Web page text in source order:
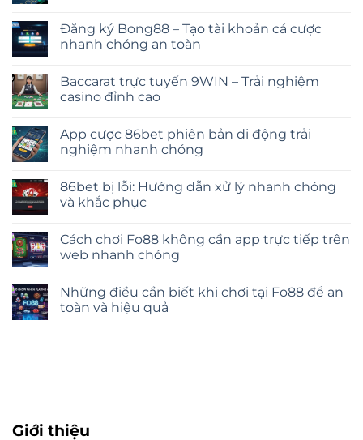
Đăng ký Bong88 – Tạo tài khoản cá cược
nhanh chóng an toàn
Baccarat trực tuyến 9WIN – Trải nghiệm
casino đỉnh cao
App cược 86bet phiên bản di động trải
nghiệm nhanh chóng
86bet bị lỗi: Hướng dẫn xử lý nhanh chóng
và khắc phục
Cách chơi Fo88 không cần app trực tiếp trên
web nhanh chóng
Những điều cần biết khi chơi tại Fo88 để an
toàn và hiệu quả
Giới thiệu